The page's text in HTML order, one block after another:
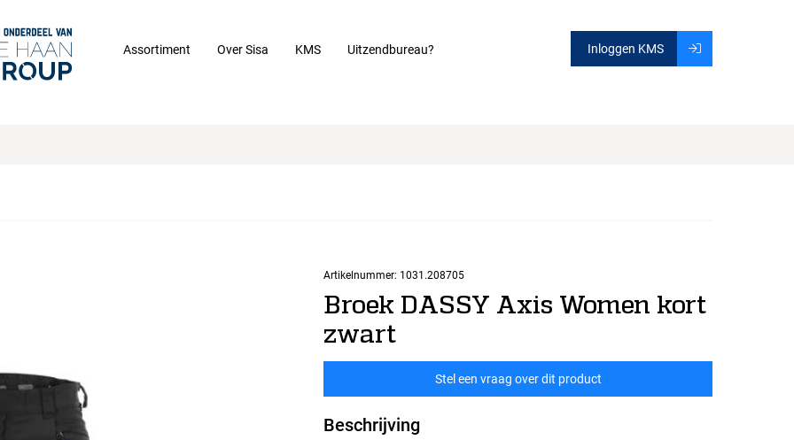
Assortiment Over Sisa KMS Uitzendbureau? Inloggen KMS
Artikelnummer: 1031.208705
Broek DASSY Axis Women kort
zwart
Stel een vraag over dit product
Beschrijving